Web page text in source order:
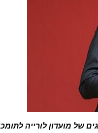
של מועדון לורייה